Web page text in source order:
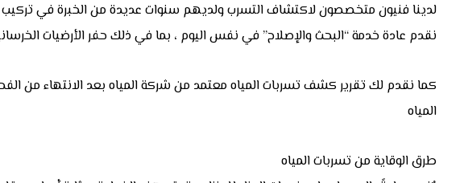
لدينا فنيون متخصصون لاكتشاف التسرب ولديهم سنوات عديدة من الخبرة في تركيب
نقدم عادة خدمة “البحث والإصلاح” في نفس اليوم ، بما في ذلك حفر الأرضيات
كما نقدم لك تقرير كشف تسربات المياه معتمد من شركة المياه بعد الانتهاء من
المياه
طرق الوقاية من تسربات المياه